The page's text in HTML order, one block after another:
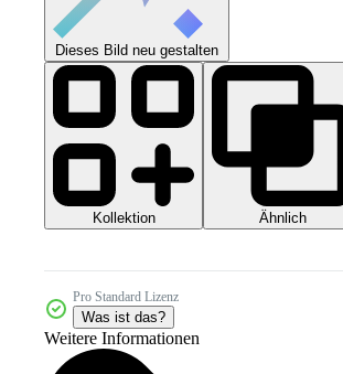
Dieses Bild neu gestalten
Kollektion Ähnlich
Pro Standard Lizenz
Was ist das?
Weitere Informationen